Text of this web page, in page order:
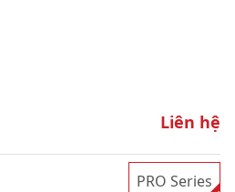
Liên hệ
PRO Series